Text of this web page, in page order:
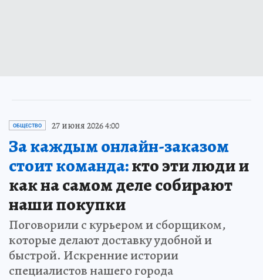
ОБЩЕСТВО 27 июня 2026 4:00
За каждым онлайн-заказом
стоит команда:кто эти люди и
как на самом деле собирают
наши покупки
Поговорили с курьером и сборщиком,
которые делают доставку удобной и
быстрой. Искренние истории
специалистов нашего города